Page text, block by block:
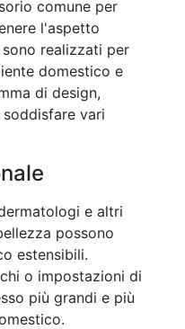
comune per
l'aspetto
realizzati per
domestico e
di design,
vari
e altri
possono
estensibili.
o impostazioni di
più grandi e più